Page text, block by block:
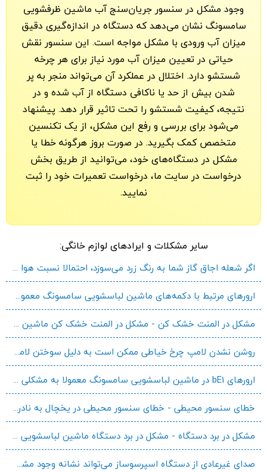
وجود مشکل در سنسور جریان‌سنج آب ماشین ظرفشویی
سامسونگ نشان می‌دهد که دستگاه در اندازه‌گیری دقیق
میزان آب ورودی با مشکل مواجه است. این سنسور نقش
حیاتی در تعیین میزان آب مورد نیاز برای هر چرخه
شستشو دارد. اختلال در عملکرد آن می‌تواند منجر به پر
شدن بیش از حد یا ناکافی دستگاه از آب شده و در
نتیجه، کیفیت شستشو را تحت تاثیر قرار دهد. پیشنهاد
می‌شود برای بررسی و رفع این مشکل، از یک تکنسین
متخصص کمک بگیرید. در صورت بروز هرگونه خطا یا
مشکل در دستگاه‌های خود، می‌توانید از طریق بخش
درخواست در سایت ما، درخواست تعمیرات خود را ثبت
نمایید.
سایر مشکلات و ایرادهای لوازم خانگی:
اگر شعله اجاق گاز شما به رنگ زرد می‌سوزد، احتمالا نسبت هوا به گاز در مخلوط سوخت نامناسب است. این مشکل ممکن است به دلیل کمبود هوا یا مسدود شدن صفحه مخلوط‌کن باشد. همچنین، نرسیدن گاز کافی به مشعل‌ها نیز می‌تواند منجر به سوختن زرد شعله شود. بهتر است برای بررسی دقیق علت و اطمینان از عملکرد ایمن دستگاه، از یک متخصص کمک بگیرید. این اطلاعات صرفا جهت آگاهی از دلایل احتمالی ارائه شده است.
ارورهای مرتبط با دکمه‌های ماشین لباسشویی سامسونگ معمولا نشان‌دهنده‌ی مشکل در پنل کنترل یا اتصالات آن است. این ارورها می‌توانند به دلیل گیر کردن دکمه، خرابی دکمه، نفوذ رطوبت یا خرابی برد کنترل پنل ایجاد شوند. در برخی موارد، ریست کردن دستگاه ممکن است مشکل را حل کند، اما در صورت تکرار ارور، نیاز به بررسی تخصصی توسط تکنسین دارید.
مشکل در المنت خشک کن - مشکل در المنت خشک کن ماشین لباسشویی آریستون به این معنی است که دستگاه قادر به تولید گرمای لازم برای خشک کردن لباس‌ها نیست. المنت خشک کن، قطعه‌ای است که با تبدیل انرژی الکتریکی به گرما، هوای داغ مورد نیاز برای تبخیر رطوبت لباس‌ها را تامین می‌کند. وقتی المنت خراب می‌شود، لباس‌ها پس از چرخه شستشو همچنان خیس باقی می‌مانند و فرآیند خشک کردن انجام نمی‌شود. در نتیجه، برنامه خشک کن به طور موثر کار نخواهد کرد و ممکن است لازم باشد لباس‌ها به روش دیگری خشک شوند.
روشن نشدن لامپ چرخ خیاطی ممکن است به دلیل سوختن لامپ باشد که نیاز به تعویض دارد. مشکل در سیم‌کشی لامپ یا خرابی سوئیچ روشنایی نیز می‌تواند علت این مشکل باشد. در این موارد، بررسی لامپ، سیم‌کشی و سوئیچ روشنایی و تعویض آن‌ها در صورت نیاز ضروری است.
ارورهای bE1 در ماشین لباسشویی سامسونگ معمولا به مشکلی در دکمه پاور دستگاه اشاره دارند. این اشکال می‌تواند به دلیل خرابی مکانیکی یا الکتریکی دکمه پاور به وجود آید. برای رفع این مشکل، توصیه می‌شود دکمه پاور را فشار دهید و 13 ثانیه در حالت فشرده نگه دارید. این کار می‌تواند به بازنشانی سیستم کمک کند و مشکل را حل کند. با این حال، اگر مشکل دوباره ظاهر شد، نیاز به بررسی دقیق‌تر دارد. به علت خطرات ممکن چنین اقداماتی، توصیه می‌شود در صورت تکرار مشکل یا عدم اطمینان، تماس با فنیکار متخصص یا مراکز خدمات معتبر سامسونگ برای تشخیص و رفع مشکلات توصیه شود. این اقدامات به حفظ ایمنی کاربران و عملکرد صحیح دستگاه کمک می‌کند.
خطای سنسور محیطی - خطای سنسور محیطی در یخچال به نادرستی یا عدم دقت در اندازه‌گیری دما و رطوبت داخل یخچال اشاره دارد که می‌تواند ناشی از مواردی مانند کالیبراسیون نادرست سنسورها، تأثیرات محیطی خارج از یخچال (مانند دما و رطوبت اتاق)، یا وجود گرد و غبار و آلودگی در محل نصب سنسور باشد. این خطاها می‌توانند منجر به حفظ نادرست مواد غذایی، کاهش عمر مفید آنها و افزایش مصرف انرژی شوند. برای به حداقل رساندن این خطاها، مهم است که سنسورها به‌طور منظم کالیبره شوند، یخچال در مکان مناسب نصب گردد و از تمیزی سنسورها اطمینان حاصل شود.
مشکل در برد دستگاه - مشکل در برد دستگاه ماشین لباسشویی هایسنس ممکن است به دلیل خرابی قطعات الکترونیکی مانند خازن‌ها، رله‌ها یا ترانزیستورها باشد. این خرابی‌ها می‌توانند باعث عدم روشن شدن دستگاه، قطع و وصل شدن برق، یا عملکرد نادرست برنامه‌های شستشو شوند. تعمیر یا تعویض برد معمولا نیاز به تخصص فنی دارد.
صدای غیرعادی از دستگاه اسپرسوساز می‌تواند نشانه وجود مشکل در پمپ دستگاه باشد. همچنین، کمبود یا ازدیاد آب در مخزن نیز می‌تواند از دلایل احتمالی ایجاد صداهای غیرمعمول باشد. این موارد از جمله علل احتمالی صداهای غیرعادی در دستگاه اسپرسوساز به شمار می‌روند. برای تشخیص دقیق‌تر و رفع مشکل، مراجعه به متخصص توصیه می‌گردد.